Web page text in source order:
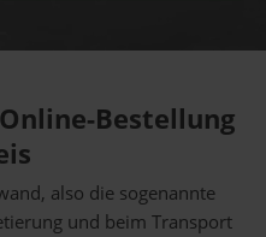
Bestellung
also die sogenannte
und beim Transport